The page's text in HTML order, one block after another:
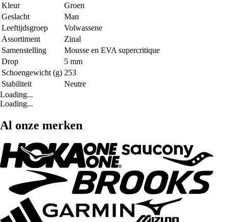
Kleur
Groen
Geslacht
Man
Leeftijdsgroep
Volwassene
Assortiment
Zinal
Samenstelling
Mousse en EVA supercritique
Drop
5 mm
Schoengewicht (g) 253
Stabiliteit
Neutre
Loading...
Loading...
Al onze merken